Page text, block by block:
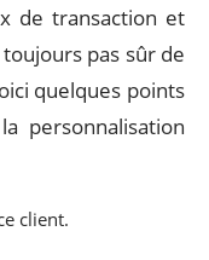
de transaction et
pas sûr de
quelques points
personnalisation
client.